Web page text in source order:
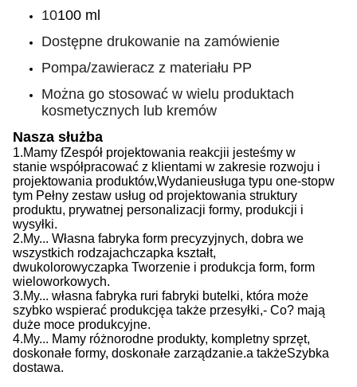
10100 ml
Dostępne drukowanie na zamówienie
Pompa/zawieracz z materiału PP
Można go stosować w wielu produktach
kosmetycznych lub kremów
Nasza służba
1.Mamy fZespół projektowania reakcjii jesteśmy w
stanie współpracować z klientami w zakresie rozwoju i
projektowania produktów,Wydanieusługa typu one-stopw
tym Pełny zestaw usług od projektowania struktury
produktu, prywatnej personalizacji formy, produkcji i
wysyłki.
2.My... Własna fabryka form precyzyjnych, dobra we
wszystkich rodzajachczapka kształt,
dwukolorowyczapka Tworzenie i produkcja form, form
wieloworkowych.
3.My... własna fabryka ruri fabryki butelki, która może
szybko wspierać produkcjęa także przesyłki,- Co? mają
duże moce produkcyjne.
4.My... Mamy różnorodne produkty, kompletny sprzęt,
doskonałe formy, doskonałe zarządzanie.a takżeSzybka
dostawa.